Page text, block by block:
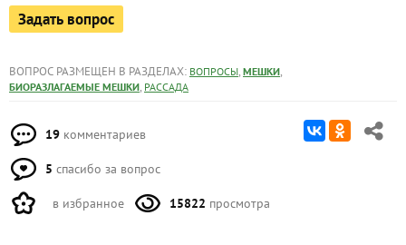
Задать вопрос
ВОПРОС РАЗМЕЩЕН В РАЗДЕЛАХ: ВОПРОСЫ, МЕШКИ,
БИОРАЗЛАГАЕМЫЕ МЕШКИ, РАССАДА
19 комментариев
5 спасибо за вопрос
в избранное 15822 просмотра